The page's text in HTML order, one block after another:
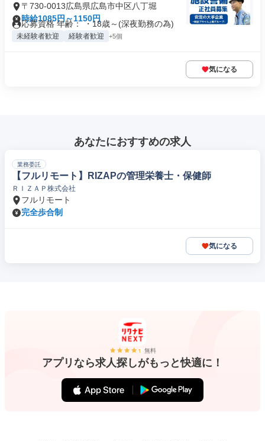
〒730-0013広島県広島市中区八丁堀
時給1085円～1150円
応募資格 年齢： ・18歳～(深夜勤務の為)
未経験者歓迎 経験者歓迎 +5個
気になる
あなたにおすすめの求人
業務委託
【フルリモート】RIZAPの管理栄養士・保健師
ＲＩＺＡＰ株式会社
フルリモート
完全歩合制
気になる
無料
アプリなら求人探しがもっと快適に！